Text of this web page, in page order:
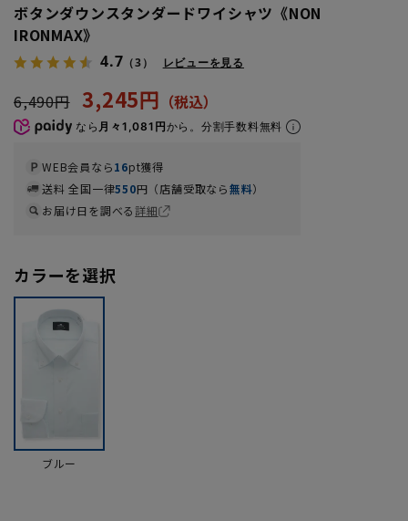
ボタンダウンスタンダードワイシャツ《NON
IRONMAX》
4.7 （3） レビューを見る
6,490円 3,245円
なら 月々1,081円から。分割手数料無料
WEB会員なら16pt獲得
送料 全国一律550円（店舗受取なら無料）
お届け日を調べる詳細
カラーを選択
ブルー